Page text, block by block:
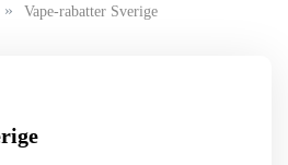
» Vape-rabatter Sverige